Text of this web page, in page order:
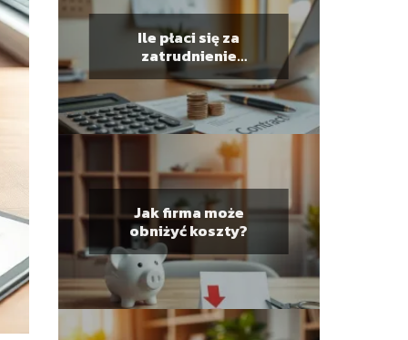
Ile płaci się za
zatrudnienie
pracownika?
Jak firma może
obniżyć koszty?